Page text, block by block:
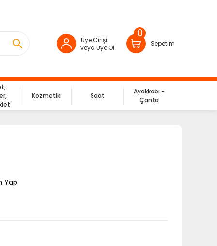
Üye Girişi
veya Üye Ol
0
Sepetim
Kozmetik Saat
Ayakkabı -
Çanta
Yap